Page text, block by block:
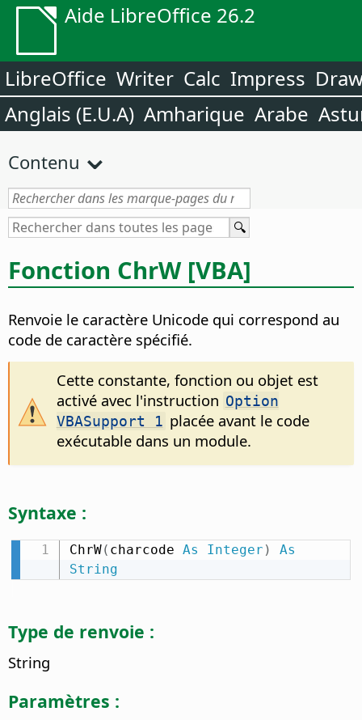
Aide LibreOffice 26.2
LibreOffice Writer Calc Impress
Anglais (E.U.A) Amharique Arabe
Contenu
Fonction ChrW [VBA]
Renvoie le caractère Unicode qui correspond au
code de caractère spécifié.
Cette constante, fonction ou objet est
activé avec l'instruction Option
VBASupport 1 placée avant le code
exécutable dans un module.
Syntaxe :
ChrW( charcode As Integer )
As
String
Type de renvoie :
String
Paramètres :